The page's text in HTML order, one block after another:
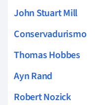
John Stuart Mill
Conservadurismo
Thomas Hobbes
Ayn Rand
Robert Nozick